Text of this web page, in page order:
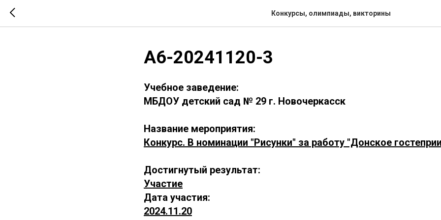
Конкурсы, олимпиады, викторины
А6-20241120-3
Учебное заведение:
МБДОУ детский сад № 29 г. Новочеркасск
Название мероприятия:
Конкурс. В номинации "Рисунки" за работу "Донское
Достигнутый результат:
Участие
Дата участия:
2024.11.20